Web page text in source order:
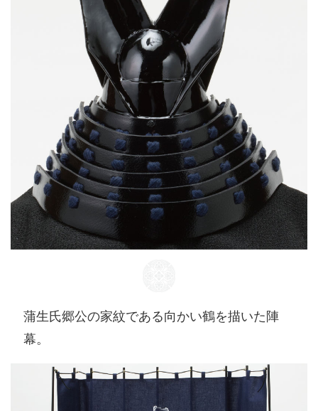
蒲生氏郷公の家紋である向かい鶴を描いた陣
幕。